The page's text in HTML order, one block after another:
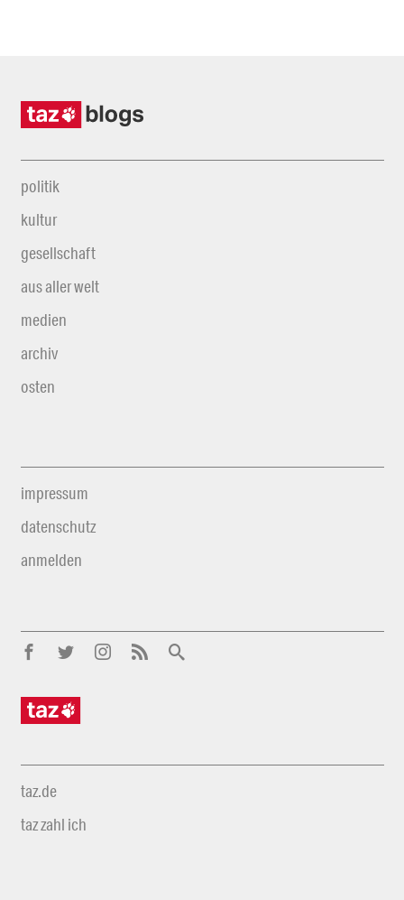
politik
kultur
gesellschaft
aus aller welt
medien
archiv
osten
impressum
datenschutz
anmelden
taz.de
taz zahl ich